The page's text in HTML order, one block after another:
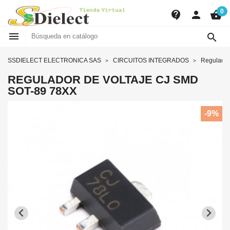
contact_support person shopping_basket0
 
SSDIELECT ELECTRONICA SAS CIRCUITOS INTEGRADOS
REGULADOR DE VOLTAJE CJ SMD
SOT-89 78XX
-9%